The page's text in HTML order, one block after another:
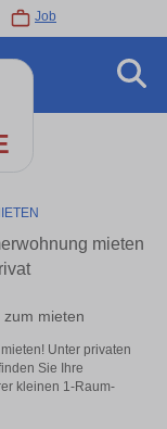
Job
mieten
mieten
Unter privaten
Sie Ihre
kleinen 1-Raum-